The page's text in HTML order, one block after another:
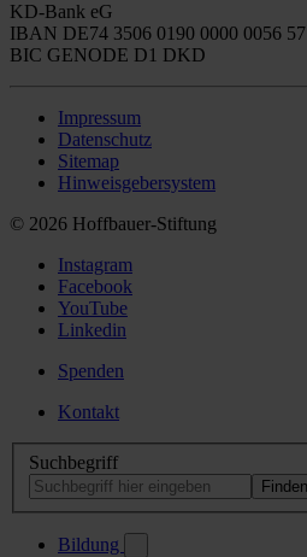
KD-Bank eG
IBAN DE74 3506 0190 0000 0056 57
BIC GENODE D1 DKD
Impressum
Datenschutz
Sitemap
Hinweisgebersystem
© 2026 Hoffbauer-Stiftung
Instagram
Facebook
YouTube
Linkedin
Spenden
Kontakt
Suchbegriff
Bildung